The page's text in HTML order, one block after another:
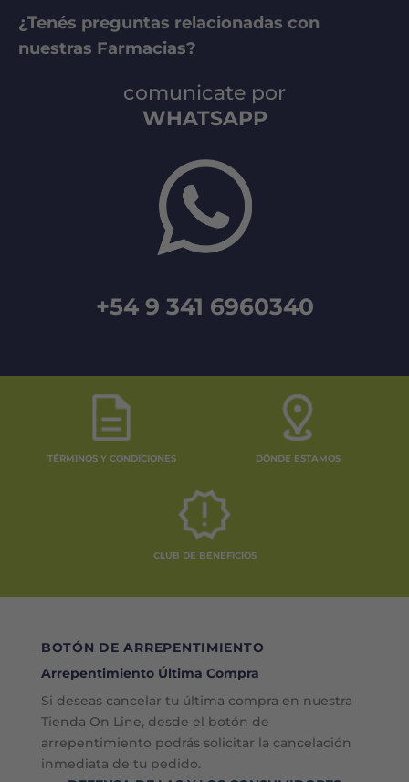
¿Tenés preguntas relacionadas con
nuestras Farmacias?
comunicate por
WHATSAPP
+54 9 341 6960340
TÉRMINOS Y CONDICIONES DÓNDE ESTAMOS
CLUB DE BENEFICIOS
BOTÓN DE ARREPENTIMIENTO
Arrepentimiento Última Compra
Si deseas cancelar tu última compra en nuestra
Tienda On Line, desde el botón de
arrepentimiento podrás solicitar la cancelación
inmediata de tu pedido.